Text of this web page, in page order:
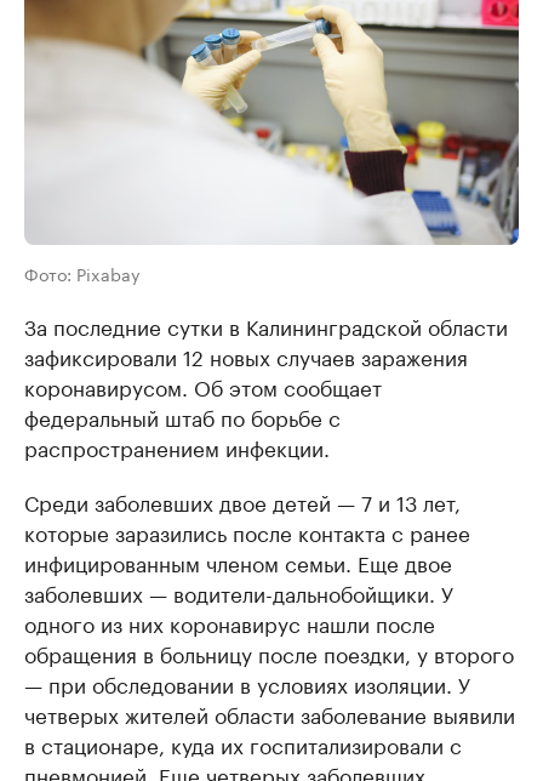
Фото: Pixabay
За последние сутки в Калининградской области
зафиксировали 12 новых случаев заражения
коронавирусом. Об этом сообщает
федеральный штаб по борьбе с
распространением инфекции.
Среди заболевших двое детей — 7 и 13 лет,
которые заразились после контакта с ранее
инфицированным членом семьи. Еще двое
заболевших — водители-дальнобойщики. У
одного из них коронавирус нашли после
обращения в больницу после поездки, у второго
— при обследовании в условиях изоляции. У
четверых жителей области заболевание выявили
в стационаре, куда их госпитализировали с
пневмонией. Еще четверых заболевших